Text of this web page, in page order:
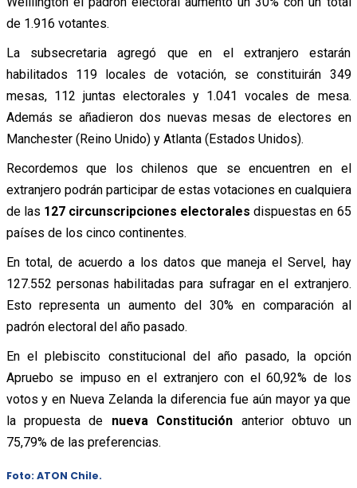
de 1.916 votantes.
La subsecretaria agregó que en el extranjero estarán
habilitados 119 locales de votación, se constituirán 349
mesas, 112 juntas electorales y 1.041 vocales de mesa.
Además se añadieron dos nuevas mesas de electores en
Manchester (Reino Unido) y Atlanta (Estados Unidos).
Recordemos que los chilenos que se encuentren en el
extranjero podrán participar de estas votaciones en cualquiera
de las 127 circunscripciones electorales dispuestas en 65
países de los cinco continentes.
En total, de acuerdo a los datos que maneja el Servel, hay
127.552 personas habilitadas para sufragar en el extranjero.
Esto representa un aumento del 30% en comparación al
padrón electoral del año pasado.
En el plebiscito constitucional del año pasado, la opción
Apruebo se impuso en el extranjero con el 60,92% de los
votos y en Nueva Zelanda la diferencia fue aún mayor ya que
la propuesta de nueva Constitución anterior obtuvo un
75,79% de las preferencias.
Foto: ATON Chile.